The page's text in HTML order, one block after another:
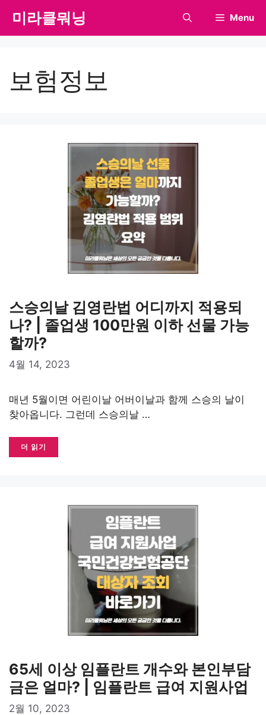
content
미라클뭐닝 Menu
보험정보
스승의날 김영란법 어디까지 적용되
나? | 졸업생 100만원 이하 선물 가능
할까?
4월 14, 2023
매년 5월이면 어린이날 어버이날과 함께 스승의 날이
찾아옵니다. 그런데 스승의날 …
더 읽기
65세 이상 임플란트 개수와 본인부담
금은 얼마? | 임플란트 급여 지원사업
2월 10, 2023